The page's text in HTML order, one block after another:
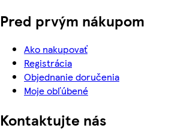
Pred prvým nákupom
Ako nakupovať
Registrácia
Objednanie doručenia
Moje obľúbené
Kontaktujte nás